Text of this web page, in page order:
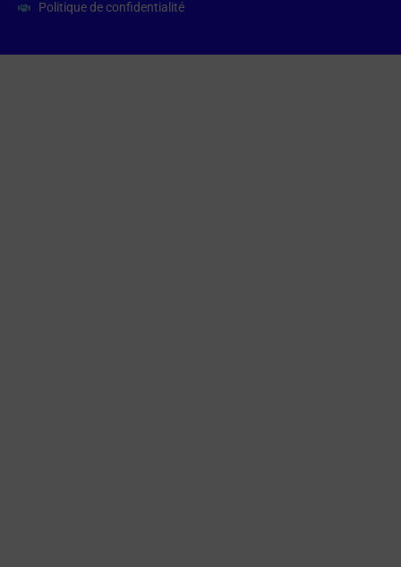
Politique de confidentialité